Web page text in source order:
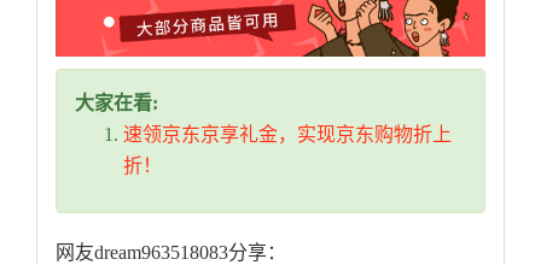
大家在看:
速领京东京享礼金，实现京东购物折上
折！
网友dream963518083分享：